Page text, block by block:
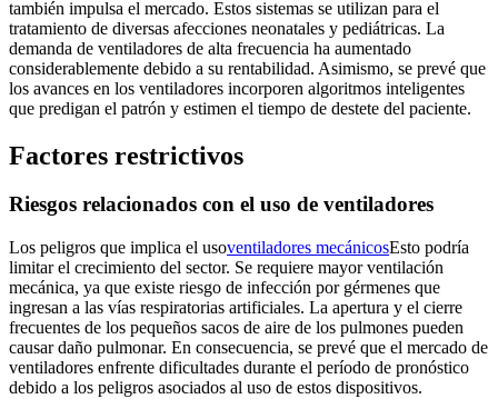
también impulsa el mercado. Estos sistemas se utilizan para el
tratamiento de diversas afecciones neonatales y pediátricas. La
demanda de ventiladores de alta frecuencia ha aumentado
considerablemente debido a su rentabilidad. Asimismo, se prevé que
los avances en los ventiladores incorporen algoritmos inteligentes
que predigan el patrón y estimen el tiempo de destete del paciente.
Factores restrictivos
Riesgos relacionados con el uso de ventiladores
Los peligros que implica el usoventiladores mecánicosEsto podría
limitar el crecimiento del sector. Se requiere mayor ventilación
mecánica, ya que existe riesgo de infección por gérmenes que
ingresan a las vías respiratorias artificiales. La apertura y el cierre
frecuentes de los pequeños sacos de aire de los pulmones pueden
causar daño pulmonar. En consecuencia, se prevé que el mercado de
ventiladores enfrente dificultades durante el período de pronóstico
debido a los peligros asociados al uso de estos dispositivos.